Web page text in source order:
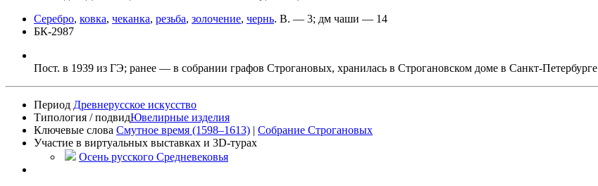
Серебро, ковка, чеканка, резьба, золочение, чернь. В. — 3; дм чаши — 14
БК-2987
Пост. в 1939 из ГЭ; ранее — в собрании графов Строгановых, хранилась в Строгановском доме в Санкт-Петербурге
Период Древнерусское искусство
Типология / подвидЮвелирные изделия
Ключевые слова Смутное время (1598–1613) | Собрание Строгановых
Участие в виртуальных выставках и 3D-турах
Осень русского Средневековья